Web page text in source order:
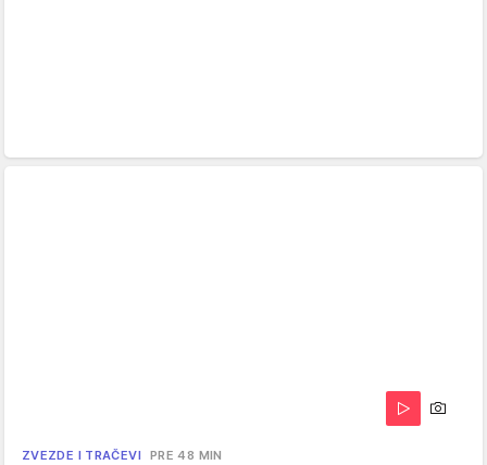
ZVEZDE I TRAČEVI PRE 48 MIN